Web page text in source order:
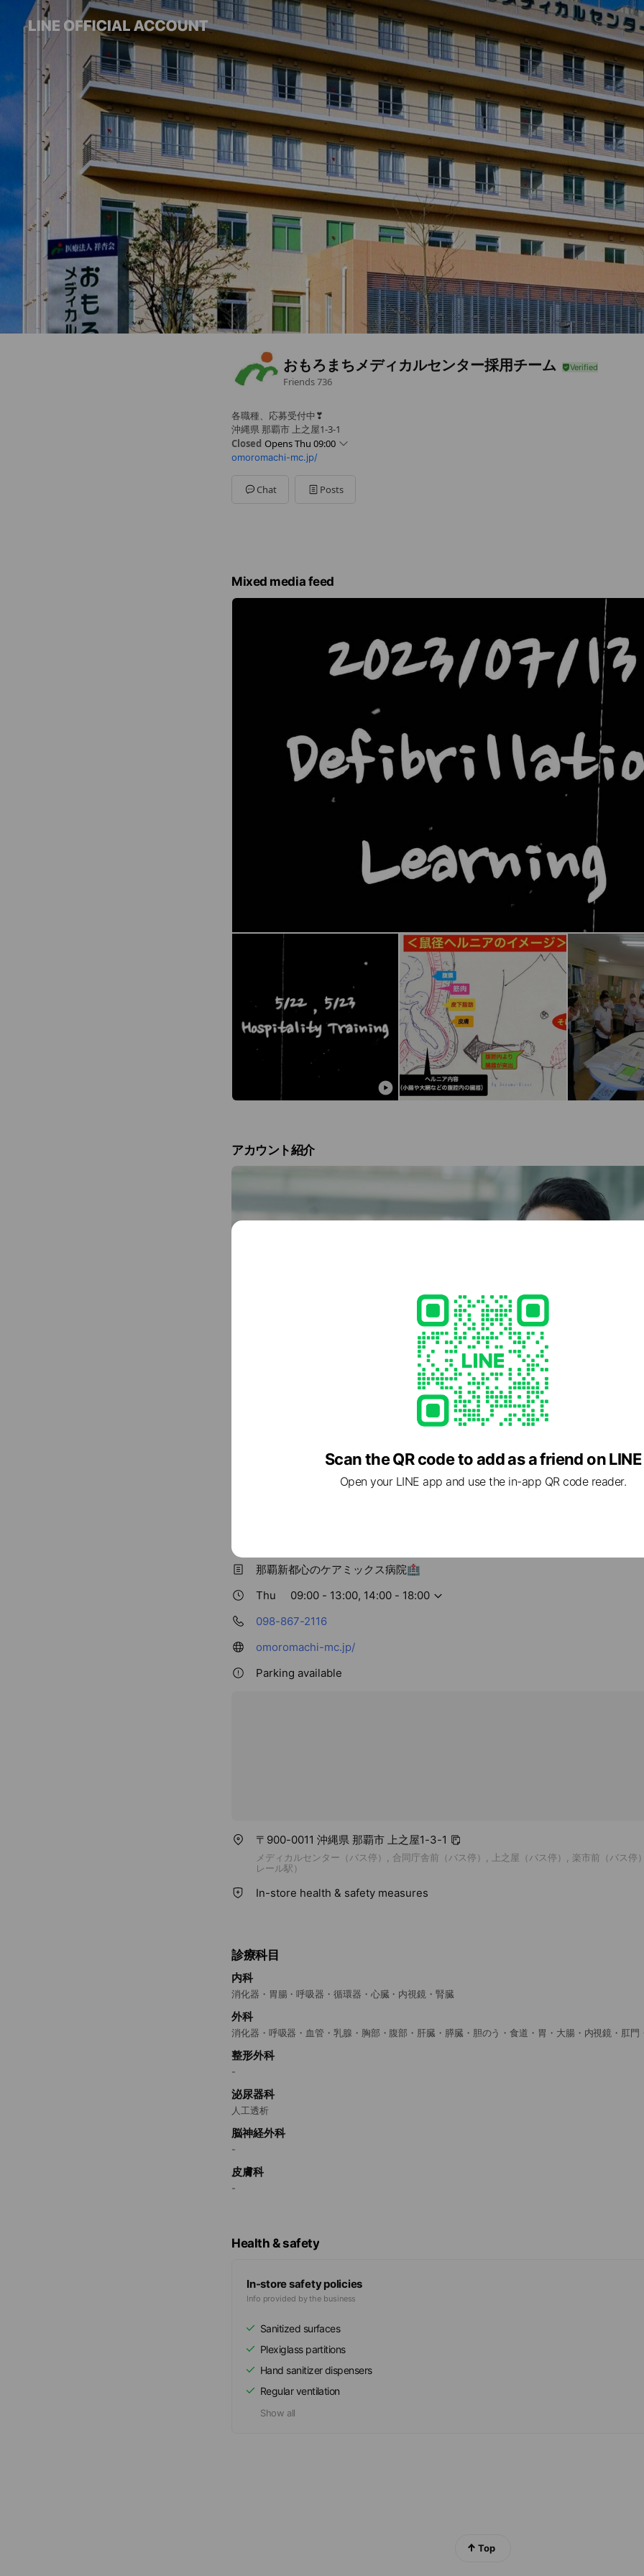
おもろまちメディカルセンター採用チーム
Friends736
各職種、応募受付中❣
沖縄県 那覇市 上之屋1-3-1
Closed Opens Thu 09:00
SunClosed
Tue09:00 - 13:00,14:00 - 18:00
omoromachi-mc.jp/
Chat Posts
Mixed media feed
アカウント紹介
●もちろん、個別チャットで直接質問＆相談OK👌😊✨️
※友だち追加時点では、こちらでは個人名が確認できません。個別のやり取りは、友だ
那覇新都心のケアミックス病院🏥
Thu
09:00 - 13:00, 14:00 - 18:00
098-867-2116
omoromachi-mc.jp/
Parking available
〒900-0011 沖縄県 那覇市 上之屋1-3-1
メディカルセンター（バス停）, 合同庁舎前（バス停）, 上之屋（バス停）, 楽市前（バス停
レール駅）
In-store health & safety measures
診療科目
内科
消化器・胃腸・呼吸器・循環器・心臓・内視鏡・腎臓
外科
消化器・呼吸器・血管・乳腺・胸部・腹部・肝臓・膵臓・胆のう・食道・胃・大腸・内視鏡・肛門
整形外科
-
泌尿器科
人工透析
脳神経外科
-
皮膚科
-
Health & safety
In-store safety policies
Info provided by the business
Sanitized surfaces
Plexiglass partitions
Hand sanitizer dispensers
Regular ventilation
Show all
Top
Scan the QR code to add as a friend on LINE
Open your LINE app and use the in-app QR code reader.